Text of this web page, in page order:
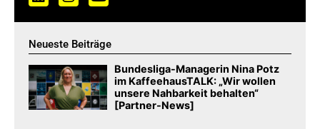
Neueste Beiträge
Bundesliga-Managerin Nina Potz
im KaffeehausTALK: „Wir wollen
unsere Nahbarkeit behalten“
[Partner-News]